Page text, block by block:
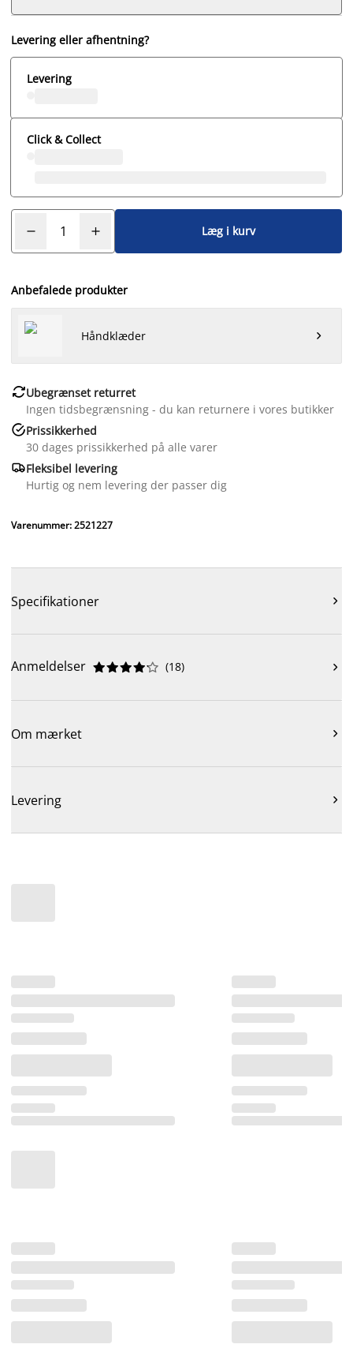
Levering eller afhentning?
Levering
Click & Collect
Læg i kurv
Anbefalede produkter
Håndklæder 
Ubegrænset returret
Ingen tidsbegrænsning - du kan returnere i vores butikker
Prissikkerhed
30 dages prissikkerhed på alle varer
Fleksibel levering
Hurtig og nem levering der passer dig
Varenummer: 2521227
Specifikationer 
Anmeldelser 




 (18) 
Om mærket 
Levering 